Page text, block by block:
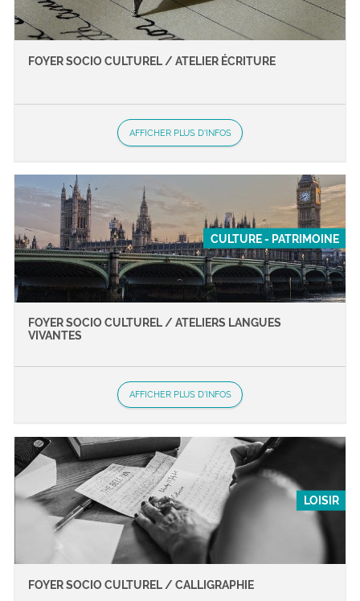
FOYER SOCIO CULTUREL / ATELIER ÉCRITURE
AFFICHER PLUS D'INFOS
CULTURE - PATRIMOINE
FOYER SOCIO CULTUREL / ATELIERS LANGUES
VIVANTES
AFFICHER PLUS D'INFOS
LOISIR
FOYER SOCIO CULTUREL / CALLIGRAPHIE